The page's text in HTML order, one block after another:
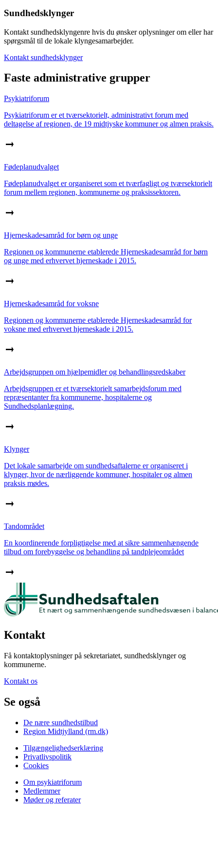
Sundhedsklynger
Kontakt sundhedsklyngenre hvis du ønsker oplysninger om eller har
spørgsmål til de lokale klyngesamarbejder.
Kontakt sundhedsklynger
Faste administrative grupper
Psykiatriforum
Psykiatriforum er et tværsektorielt, administrativt forum med
deltagelse af regionen, de 19 midtjyske kommuner og almen praksis.
Fødeplanudvalget
Fødeplanudvalget er organiseret som et tværfagligt og tværsektorielt
forum mellem regionen, kommunerne og praksissektoren.
Hjerneskadesamråd for børn og unge
Regionen og kommunerne etablerede Hjerneskadesamråd for børn
og unge med erhvervet hjerneskade i 2015.
Hjerneskadesamråd for voksne
Regionen og kommunerne etablerede Hjerneskadesamråd for
voksne med erhvervet hjerneskade i 2015.
Arbejdsgruppen om hjælpemidler og behandlingsredskaber
Arbejdsgruppen er et tværsektorielt samarbejdsforum med
repræsentanter fra kommunerne, hospitalerne og
Sundhedsplanlægning.
Klynger
Det lokale samarbejde om sundhedsaftalerne er organiseret i
klynger, hvor de nærliggende kommuner, hospitaler og almen
praksis mødes.
Tandområdet
En koordinerende forpligtigelse med at sikre sammenhængende
tilbud om forebyggelse og behandling på tandplejeområdet
Kontakt
Få kontaktoplysninger på sekretariatet, sundhedsklynger og
kommunerne.
Kontakt os
Se også
De nære sundhedstilbud
Region Midtjylland (rm.dk)
Tilgængelighedserklæring
Privatlivspolitik
Cookies
Om psykiatriforum
Medlemmer
Møder og referater